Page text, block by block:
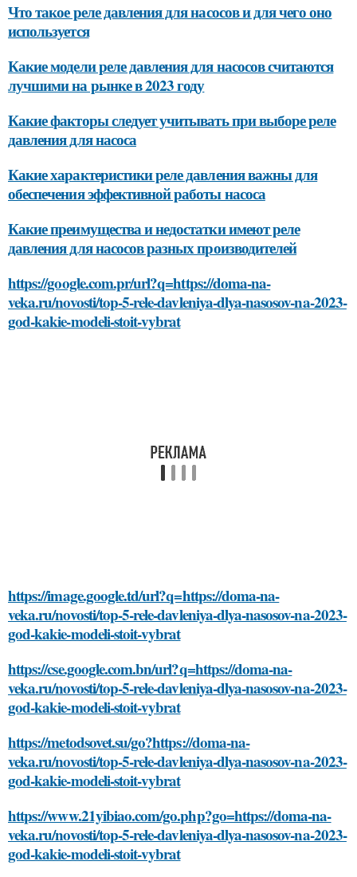
Что такое реле давления для насосов и для чего оно
используется
Какие модели реле давления для насосов считаются
лучшими на рынке в 2023 году
Какие факторы следует учитывать при выборе реле
давления для насоса
Какие характеристики реле давления важны для
обеспечения эффективной работы насоса
Какие преимущества и недостатки имеют реле
давления для насосов разных производителей
https://google.com.pr/url?q=https://doma-na-
veka.ru/novosti/top-5-rele-davleniya-dlya-nasosov-na-2023-
god-kakie-modeli-stoit-vybrat
https://image.google.td/url?q=https://doma-na-
veka.ru/novosti/top-5-rele-davleniya-dlya-nasosov-na-2023-
god-kakie-modeli-stoit-vybrat
https://cse.google.com.bn/url?q=https://doma-na-
veka.ru/novosti/top-5-rele-davleniya-dlya-nasosov-na-2023-
god-kakie-modeli-stoit-vybrat
https://metodsovet.su/go?https://doma-na-
veka.ru/novosti/top-5-rele-davleniya-dlya-nasosov-na-2023-
god-kakie-modeli-stoit-vybrat
https://www.21yibiao.com/go.php?go=https://doma-na-
veka.ru/novosti/top-5-rele-davleniya-dlya-nasosov-na-2023-
god-kakie-modeli-stoit-vybrat